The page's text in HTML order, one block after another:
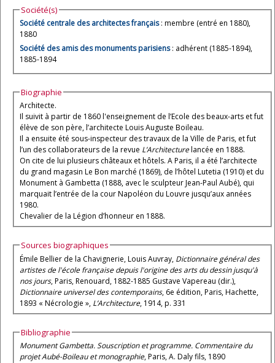
Société(s)
Société centrale des architectes français: membre (entré en 1880),
1880
Société des amis des monuments parisiens: adhérent (1885-1894),
1885-1894
Biographie
Architecte.
Il suivit à partir de 1860 l'enseignement de l’Ecole des beaux-arts et fut
élève de son père, l’architecte Louis Auguste Boileau.
Il a ensuite été sous-inspecteur des travaux de la Ville de Paris, et fut
l’un des collaborateurs de la revue L’Architecturelancée en 1888.
On cite de lui plusieurs châteaux et hôtels. A Paris, il a été l’architecte
du grand magasin Le Bon marché (1869), de l’hôtel Lutetia (1910) et du
Monument à Gambetta (1888, avec le sculpteur Jean-Paul Aubé), qui
marquait l’entrée de la cour Napoléon du Louvre jusqu’aux années
1980.
Chevalier de la Légion d’honneur en 1888.
Sources biographiques
Émile Bellier de la Chavignerie, Louis Auvray, Dictionnaire général des
artistes de l'école française depuis l'origine des arts du dessin jusqu'à
nos jours, Paris, Renouard, 1882-1885 Gustave Vapereau (dir.),
Dictionnaire universel des contemporains, 6e édition, Paris, Hachette,
1893 « Nécrologie », L’Architecture, 1914, p. 331
Bibliographie
Monument Gambetta. Souscription et programme. Commentaire du
projet Aubé-Boileau et monographie, Paris, A. Daly fils, 1890